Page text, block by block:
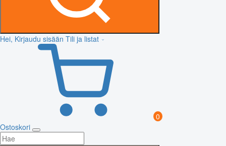
Hei, Kirjaudu sisään Tili ja listat
0
Ostoskori